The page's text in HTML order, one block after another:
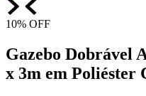
10% OFF
Gazebo Dobrável
x 3m em Poliéster